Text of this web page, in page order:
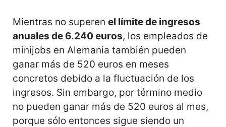
Mientras no superen el límite de ingresos
anuales de 6.240 euros, los empleados de
minijobs en Alemania también pueden
ganar más de 520 euros en meses
concretos debido a la fluctuación de los
ingresos. Sin embargo, por término medio
no pueden ganar más de 520 euros al mes,
porque sólo entonces sigue siendo un